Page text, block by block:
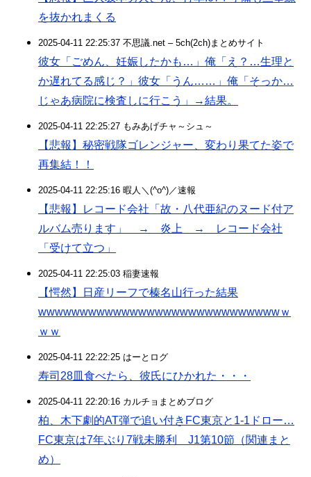
を抜かれまくる
2025-04-11 22:25:37 不思議.net – 5ch(2ch)まとめサイト
彼女「ごめん、妊娠したかも…」俺「え？…生理と
か遅れてる感じ？」彼女「うん……」俺「そっか…
じゃあ病院に検査しに行こう」→結果。
2025-04-11 22:25:27 もみあげチャ～シュ～
【悲報】秘密戦隊ゴレンジャー、変わり果てた姿で
再集結！！
2025-04-11 22:25:16 暇人＼(^o^)／速報
【悲報】レコード会社「故・八代亜紀のヌード付ア
ルバム売ります」 → 炎上 → レコード会社
「受けて立つ」
2025-04-11 22:25:03 稲妻速報
【愕然】日産リーフで榛名山行った結果
wwwwwwwwwwwwwwwwwwwwwwwwwwwwwｗ
ｗｗ
2025-04-11 22:22:25 はーとログ
寿司28皿食べたら、彼氏にひかれた・・・
2025-04-11 22:20:16 カルチョまとめブログ
柏、木下劇的AT弾で追い付きFC東京と1-1ドロー…
FC東京は7年ぶり7戦未勝利 J1第10節（関連まと
め）